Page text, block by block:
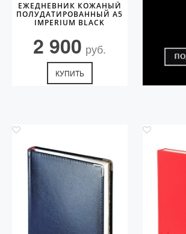
ЕЖЕДНЕВНИК КОЖАНЫЙ
ПОЛУДАТИРОВАННЫЙ А5
IMPERIUM BLACK
2 900 руб.
КУПИТЬ